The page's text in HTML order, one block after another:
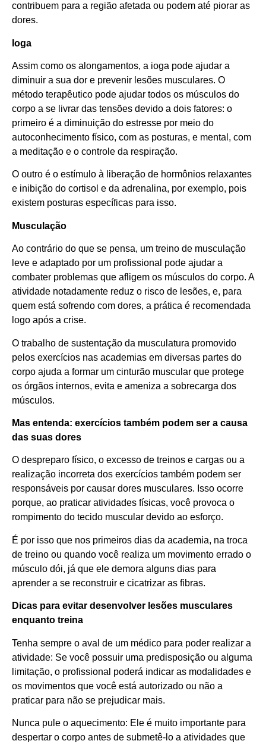
contribuem para a região afetada ou podem até piorar as
dores.
Ioga
Assim como os alongamentos, a ioga pode ajudar a
diminuir a sua dor e prevenir lesões musculares. O
método terapêutico pode ajudar todos os músculos do
corpo a se livrar das tensões devido a dois fatores: o
primeiro é a diminuição do estresse por meio do
autoconhecimento físico, com as posturas, e mental, com
a meditação e o controle da respiração.
O outro é o estímulo à liberação de hormônios relaxantes
e inibição do cortisol e da adrenalina, por exemplo, pois
existem posturas específicas para isso.
Musculação
Ao contrário do que se pensa, um treino de musculação
leve e adaptado por um profissional pode ajudar a
combater problemas que afligem os músculos do corpo. A
atividade notadamente reduz o risco de lesões, e, para
quem está sofrendo com dores, a prática é recomendada
logo após a crise.
O trabalho de sustentação da musculatura promovido
pelos exercícios nas academias em diversas partes do
corpo ajuda a formar um cinturão muscular que protege
os órgãos internos, evita e ameniza a sobrecarga dos
músculos.
Mas entenda: exercícios também podem ser a causa
das suas dores
O despreparo físico, o excesso de treinos e cargas ou a
realização incorreta dos exercícios também podem ser
responsáveis por causar dores musculares. Isso ocorre
porque, ao praticar atividades físicas, você provoca o
rompimento do tecido muscular devido ao esforço.
É por isso que nos primeiros dias da academia, na troca
de treino ou quando você realiza um movimento errado o
músculo dói, já que ele demora alguns dias para
aprender a se reconstruir e cicatrizar as fibras.
Dicas para evitar desenvolver lesões musculares
enquanto treina
Tenha sempre o aval de um médico para poder realizar a
atividade: Se você possuir uma predisposição ou alguma
limitação, o profissional poderá indicar as modalidades e
os movimentos que você está autorizado ou não a
praticar para não se prejudicar mais.
Nunca pule o aquecimento: Ele é muito importante para
despertar o corpo antes de submetê-lo a atividades que